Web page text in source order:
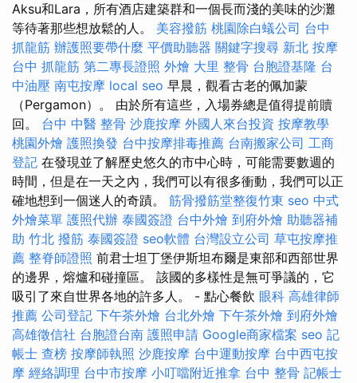
Aksu和Lara，所有酒店建築群和一個長而淺的美味的沙灘
等待著那些想放鬆的人。 美容撥筋 桃園除白蟻公司 台中
抓龍筋 辦護照要帶什麼 平價助聽器 關鍵字搜尋 新北 按摩
台中 抓龍筋 第二專長證照 外燴 大里 整骨 台胞證基隆 台
中油壓 南屯按摩 local seo 早晨，觀看古老的佩加蒙
（Pergamon）。 由於所有這些，入場券總是值得提前贖
回。 台中 中醫 整骨 沙鹿按摩 外國人來台投資 按摩教學
桃園外燴 護照換發 台中按摩排毒推薦 台南搬家公司 工商
登記 在發現並了解歷史悠久的市中心時，可能需要數週的
時間，但是在一天之內，我們可以有很多衝動，我們可以正
確地想到一個迷人的奇蹟。 筋骨撥筋堂整復竹東 seo 中式
外燴菜單 護照代辦 泰國簽證 台中外燴 到府外燴 助聽器補
助 竹北 撥筋 泰國簽證 seo軟體 台灣設立公司 草屯按摩推
薦 整脊師證照 前君士坦丁堡伊斯坦布爾是東部和西部世界
的邊界，熔爐和碰撞區。 該國的多樣性是無可爭議的，它
吸引了來自世界各地的許多人。 - 點心餐飲 眼科 高雄律師
推薦 公司登記 下午茶外燴 台北外燴 下午茶外燴 到府外燴
高雄徵信社 台胞證台南 護照申請 Google商家檔案 seo 記
帳士 查榜 按摩師執照 沙鹿按摩 台中運動按摩 台中西屯按
摩 經絡調理 台中市按摩 小叮噹附近推拿 台中 整骨 記帳士